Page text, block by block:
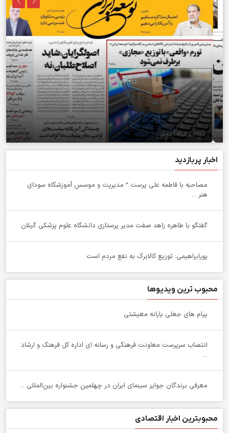
توسعه ایران
اخبار پربازدید
مصاحبه با فاطمه علی پرست ” مدیریت و موسس آموزشگاه سودای
هنر ...
گفتگو با طاهره زاهد صفت مدیر پرستاری دانشگاه علوم پزشکی گیلان
پورابراهیمی: توزیع کالابرگ به نفع مردم است
محبوب ترین ویدیوها
پیام های جعلی یارانه معیشتی
انتصاب سرپرست معاونت فرهنگی و رسانه ای اداره کل فرهنگ و ارشاد
...
معرفی برندگان جوایز سینمای ایران در چهلمین جشنواره بین‌المللی ...
محبوبترین اخبار اقتصادی